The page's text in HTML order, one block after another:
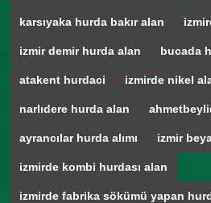
karsıyaka hurda bakır alan
izmir demir hurda alan bucada
atakent hurdaci izmirde nikel
narlıdere hurda alan
ayrancılar hurda alımı izmir
izmirde kombi hurdası alan
izmirde fabrika sökümü yapan